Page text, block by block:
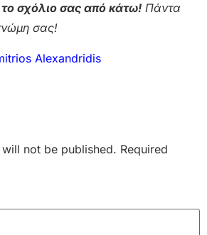
σχόλιο σας από κάτω! Πάντα
σας!
Alexandridis
not be published. Required